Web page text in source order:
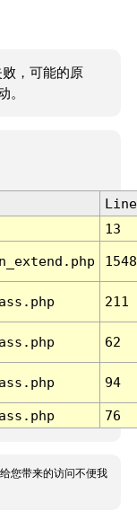
，可能的原
。
Line
13
1548
211
62
94
76
您带来的访问不便我